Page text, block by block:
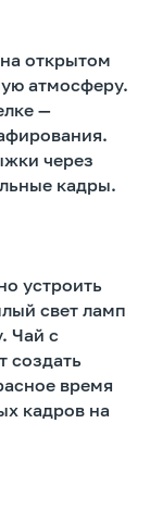
открытом
атмосферу.
—
через
кадры.
устроить
свет ламп
Чай с
создать
время
кадров на